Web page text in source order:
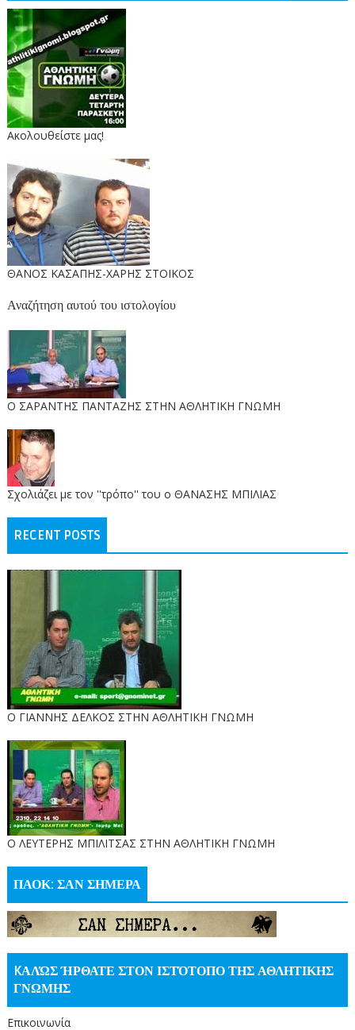
Ακολουθείστε μας!
ΘΑΝΟΣ ΚΑΣΑΠΗΣ-ΧΑΡΗΣ ΣΤΟΙΚΟΣ
Αναζήτηση αυτού του ιστολογίου
O ΣΑΡΑΝΤΗΣ ΠΑΝΤΑΖΗΣ ΣΤΗΝ ΑΘΛΗΤΙΚΗ ΓΝΩΜΗ
Σχολιάζει με τον ''τρόπο'' του ο ΘΑΝΑΣΗΣ ΜΠΙΛΙΑΣ
RECENT POSTS
Ο ΓΙΑΝΝΗΣ ΔΕΛΚΟΣ ΣΤΗΝ ΑΘΛΗΤΙΚΗ ΓΝΩΜΗ
O ΛΕΥΤΕΡΗΣ ΜΠΙΛΙΤΣΑΣ ΣΤΗΝ ΑΘΛΗΤΙΚΗ ΓΝΩΜΗ
ΠΑΟΚ: ΣΑΝ ΣΗΜΕΡΑ
KΑΛΏΣ ΉΡΘΑΤΕ ΣΤΟΝ ΙΣΤΌΤΟΠΟ ΤΗΣ ΑΘΛΗΤΙΚΗΣ
ΓΝΩΜΗΣ
Επικοινωνία